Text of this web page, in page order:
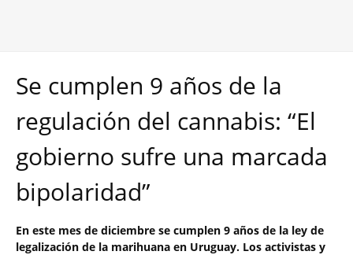
Se cumplen 9 años de la
regulación del cannabis: “El
gobierno sufre una marcada
bipolaridad”
En este mes de diciembre se cumplen 9 años de la ley de
legalización de la marihuana en Uruguay. Los activistas y